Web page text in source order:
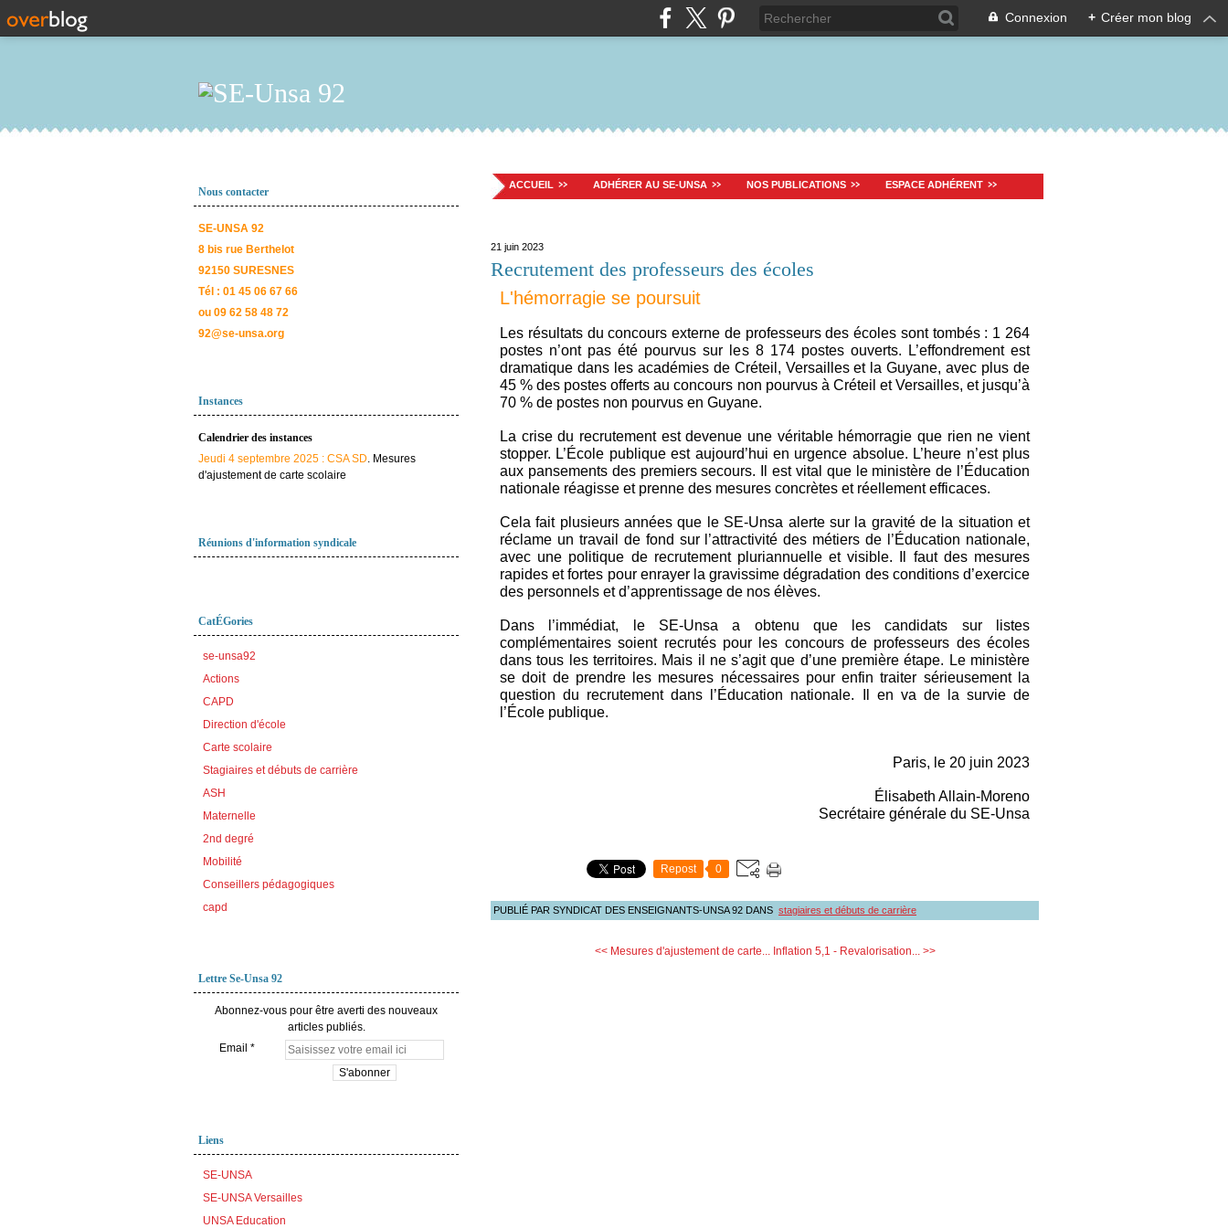
Connexion + Créer mon blog
Nous contacter
SE-UNSA 92
8 bis rue Berthelot
92150 SURESNES
Tél : 01 45 06 67 66
ou 09 62 58 48 72
92@se-unsa.org
Instances
Calendrier des instances
Jeudi 4 septembre 2025 : CSA SD. Mesures
d'ajustement de carte scolaire
Réunions d'information syndicale
CatÉGories
se-unsa92
Actions
CAPD
Direction d'école
Carte scolaire
Stagiaires et débuts de carrière
ASH
Maternelle
2nd degré
Mobilité
Conseillers pédagogiques
capd
Lettre Se-Unsa 92
Abonnez-vous pour être averti des nouveaux
articles publiés.
Email
Liens
SE-UNSA
SE-UNSA Versailles
UNSA Education
ACCUEIL ADHÉRER AU SE-UNSA NOS PUBLICATIONS ESPACE ADHÉRENT
21 juin 2023
Recrutement des professeurs des écoles
L'hémorragie se poursuit
Les résultats du concours externe de professeurs des écoles sont tombés : 1 264
postes n’ont pas été pourvus sur les 8 174 postes ouverts. L’effondrement est
dramatique dans les académies de Créteil, Versailles et la Guyane, avec plus de
45 % des postes offerts au concours non pourvus à Créteil et Versailles, et jusqu’à
70 % de postes non pourvus en Guyane.
La crise du recrutement est devenue une véritable hémorragie que rien ne vient
stopper. L’École publique est aujourd’hui en urgence absolue. L’heure n’est plus
aux pansements des premiers secours. Il est vital que le ministère de l’Éducation
nationale réagisse et prenne des mesures concrètes et réellement efficaces.
Cela fait plusieurs années que le SE-Unsa alerte sur la gravité de la situation et
réclame un travail de fond sur l’attractivité des métiers de l’Éducation nationale,
avec une politique de recrutement pluriannuelle et visible. Il faut des mesures
rapides et fortes pour enrayer la gravissime dégradation des conditions d’exercice
des personnels et d’apprentissage de nos élèves.
Dans l’immédiat, le SE-Unsa a obtenu que les candidats sur listes
complémentaires soient recrutés pour les concours de professeurs des écoles
dans tous les territoires. Mais il ne s’agit que d’une première étape. Le ministère
se doit de prendre les mesures nécessaires pour enfin traiter sérieusement la
question du recrutement dans l’Éducation nationale. Il en va de la survie de
l’École publique.
Paris, le 20 juin 2023
Élisabeth Allain-Moreno
Secrétaire générale du SE-Unsa
Repost 0
PUBLIÉ PAR SYNDICAT DES ENSEIGNANTS-UNSA 92 DANS stagiaires et débuts de carrière
<< Mesures d'ajustement de carte... Inflation 5,1 - Revalorisation... >>